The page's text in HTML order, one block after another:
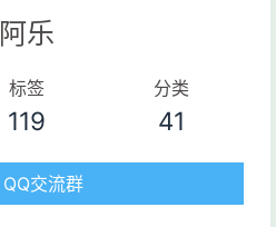
阿乐
标签
119
分类
41
QQ交流群